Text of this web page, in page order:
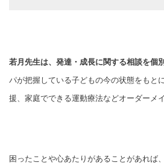
若月先生は、発達・成長に関する相談を個
パが把握している子どもの今の状態をもと
援、家庭でできる運動療法などオーダーメ
困ったことや心あたりがあることがあれば、